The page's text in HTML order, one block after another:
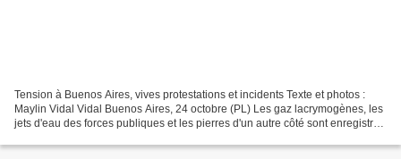
Tension à Buenos Aires, vives protestations et incidents Texte et photos :
Maylin Vidal Vidal Buenos Aires, 24 octobre (PL) Les gaz lacrymogènes, les
jets d'eau des forces publiques et les pierres d'un autre côté sont enregistrés